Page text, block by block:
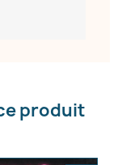
produit